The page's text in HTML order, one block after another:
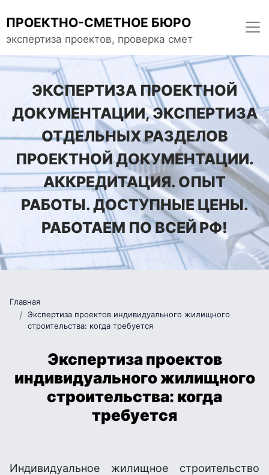
ПРОЕКТНО-СМЕТНОЕ БЮРО
экспертиза проектов, проверка смет
ЭКСПЕРТИЗА ПРОЕКТНОЙ
ДОКУМЕНТАЦИИ, ЭКСПЕРТИЗА
ОТДЕЛЬНЫХ РАЗДЕЛОВ
ПРОЕКТНОЙ ДОКУМЕНТАЦИИ.
АККРЕДИТАЦИЯ. ОПЫТ
РАБОТЫ. ДОСТУПНЫЕ ЦЕНЫ.
РАБОТАЕМ ПО ВСЕЙ РФ!
Главная
Экспертиза проектов индивидуального жилищного
строительства: когда требуется
Экспертиза проектов
индивидуального жилищного
строительства: когда
требуется
Индивидуальное жилищное строительство